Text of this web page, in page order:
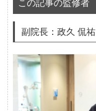
この記事の監修者
副院長：政久 侃祐